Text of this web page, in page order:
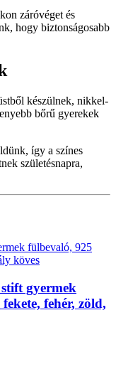
záróvéget és
hogy biztonságosabb
készülnek, nikkel-
bőrű gyerekek
így a színes
születésnapra,
gyermek
fehér, zöld,